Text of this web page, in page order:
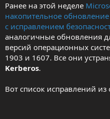
Ранее на этой неделе
накопительное
с исправлением
аналогичные обновления
версий операционных
1903 и 1607. Все они
Kerberos.
Вот список исправлений